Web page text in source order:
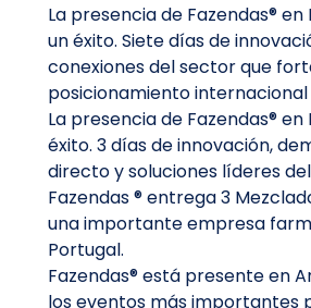
La presencia de Fazendas®
un éxito. Siete días de
conexiones del sector que
posicionamiento internacional
La presencia de Fazendas® en
éxito. 3 días de innovación,
directo y soluciones líderes
Fazendas ® entrega 3
una importante empresa
Portugal.
Fazendas® está presente en
los eventos más importantes